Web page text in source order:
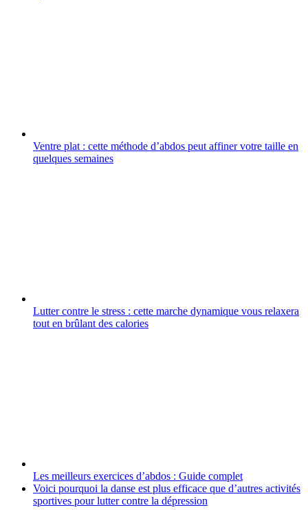
Ventre plat : cette méthode d’abdos peut affiner votre taille en
quelques semaines
Lutter contre le stress : cette marche dynamique vous relaxera
tout en brûlant des calories
Les meilleurs exercices d’abdos : Guide complet
Voici pourquoi la danse est plus efficace que d’autres activités
sportives pour lutter contre la dépression